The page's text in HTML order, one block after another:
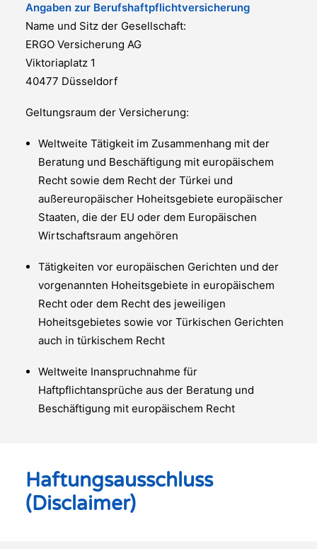
Angaben zur Berufshaftpflichtversicherung
Name und Sitz der Gesellschaft:
ERGO Versicherung AG
Viktoriaplatz 1
40477 Düsseldorf
Geltungsraum der Versicherung:
Weltweite Tätigkeit im Zusammenhang mit der
Beratung und Beschäftigung mit europäischem
Recht sowie dem Recht der Türkei und
außereuropäischer Hoheitsgebiete europäischer
Staaten, die der EU oder dem Europäischen
Wirtschaftsraum angehören
Tätigkeiten vor europäischen Gerichten und der
vorgenannten Hoheitsgebiete in europäischem
Recht oder dem Recht des jeweiligen
Hoheitsgebietes sowie vor Türkischen Gerichten
auch in türkischem Recht
Weltweite Inanspruchnahme für
Haftpflichtansprüche aus der Beratung und
Beschäftigung mit europäischem Recht
Haftungsausschluss
(Disclaimer)